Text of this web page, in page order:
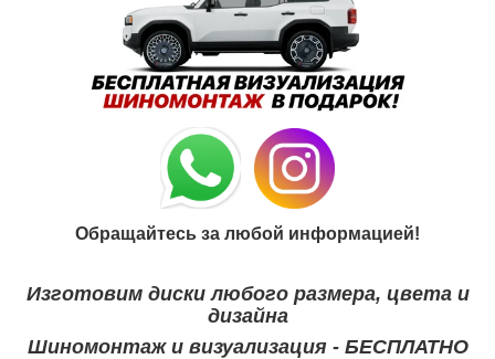
Обращайтесь за любой информацией!
Изготовим диски любого размера, цвета и
дизайна
Шиномонтаж и визуализация - БЕСПЛАТНО